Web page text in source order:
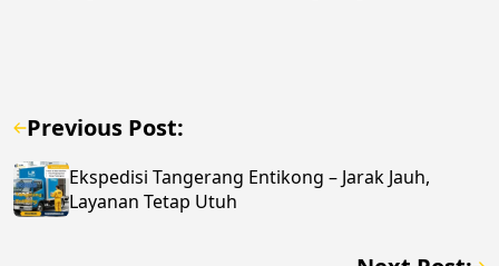
Previous Post:
Ekspedisi Tangerang Entikong – Jarak Jauh,
Layanan Tetap Utuh